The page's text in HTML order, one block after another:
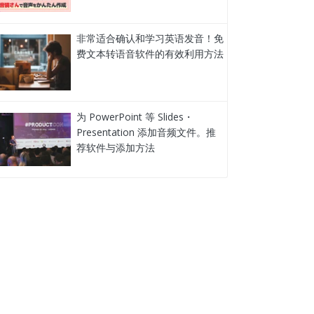
非常适合确认和学习英语发音！免
费文本转语音软件的有效利用方法
为 PowerPoint 等 Slides・
Presentation 添加音频文件。推
荐软件与添加方法